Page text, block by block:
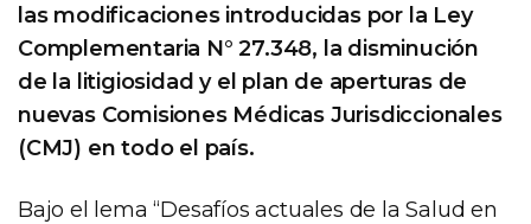
las modificaciones introducidas por la Ley
Complementaria N° 27.348, la disminución
de la litigiosidad y el plan de aperturas de
nuevas Comisiones Médicas Jurisdiccionales
(CMJ) en todo el país.
Bajo el lema “Desafíos actuales de la Salud en